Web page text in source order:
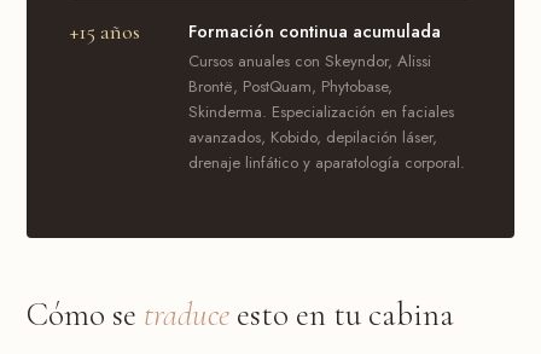
+15 años Formación continua acumulada
Cursos anuales con Skeyndor, Alissi
Brontë, PostQuam, Phytobase,
Skinderma. Especialización en faciales
avanzados, Kobido, depilación láser,
drenaje linfático y aparatología corporal.
Cómo se traduce esto en tu cabina